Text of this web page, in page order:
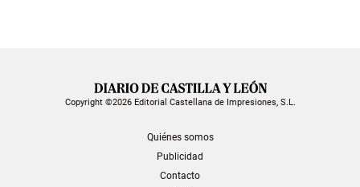
Copyright ©2026 Editorial Castellana de Impresiones, S.L.
Quiénes somos
Publicidad
Contacto